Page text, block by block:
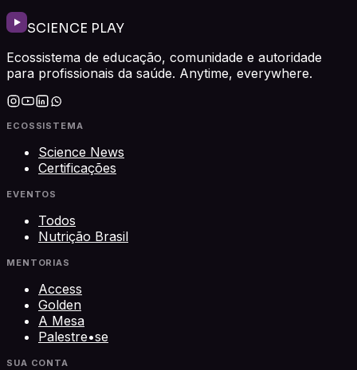
SCIENCE PLAY
Ecossistema de educação, comunidade e autoridade
para profissionais da saúde. Anytime, everywhere.
ECOSSISTEMA
Science News
Certificações
EVENTOS
Todos
Nutrição Brasil
MENTORIAS
Access
Golden
A Mesa
Palestre•se
SUA CONTA